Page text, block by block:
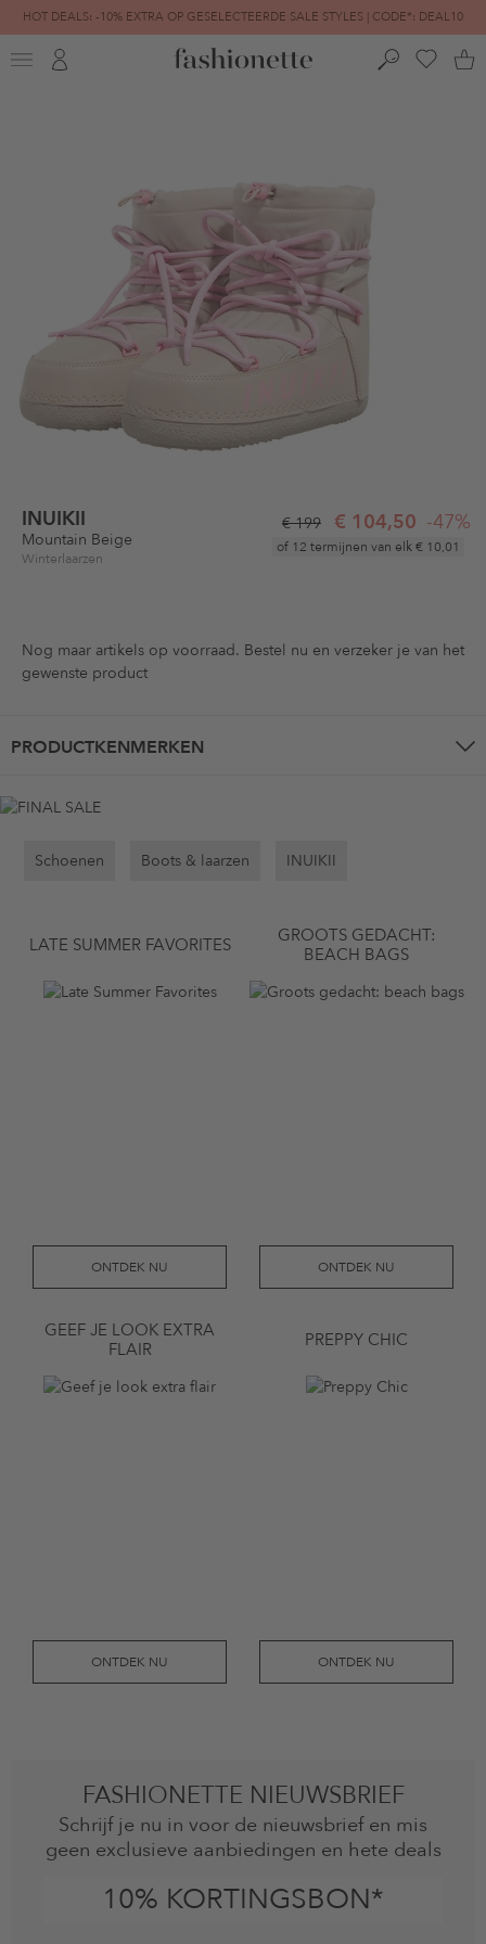
HOT DEALS: -10% EXTRA OP GESELECTEERDE SALE STYLES | CODE*: DEAL10
FINAL SALE | TOT -80% GEREDUCEERD
INUIKII
Mountain Beige
Winterlaarzen
€ 199 € 104,50 -47%
of 12 termijnen van elk€ 10,01
Nog maar artikels op voorraad. Bestel nu en verzeker je van het
gewenste product
PRODUCTKENMERKEN
Schoenen Boots & laarzen INUIKII
LATE SUMMER FAVORITES
ONTDEK NU
GROOTS GEDACHT:
BEACH BAGS
ONTDEK NU
GEEF JE LOOK EXTRA
FLAIR
ONTDEK NU
PREPPY CHIC
ONTDEK NU
FASHIONETTE NIEUWSBRIEF
Schrijf je nu in voor de nieuwsbrief en mis
geen exclusieve aanbiedingen en hete deals
10% KORTINGSBON*